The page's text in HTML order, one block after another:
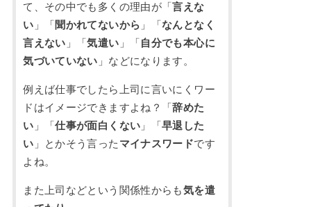
て、その中でも多くの理由が「言えな
い 」「 聞かれてないから 」「なんとなく
言えない 」「気遣い 」「 自分でも本心に
気づいていない 」などになります。
例えば仕事でしたら上司に言いにくワー
ドはイメージできますよね？「辞めた
い 」「仕事が面白くない 」「早退した
い 」とかそう言った マイナスワードです
よね。
また上司などという関係性からも気を遣